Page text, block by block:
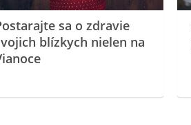
sa o zdravie
blízkych nielen na